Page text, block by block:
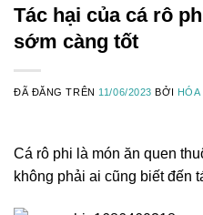
Tác hại của cá rô
sớm càng tốt
ĐÃ ĐĂNG TRÊN 11/06/2023 BỞI
Cá rô phi là món ăn quen
không phải ai cũng biết đến